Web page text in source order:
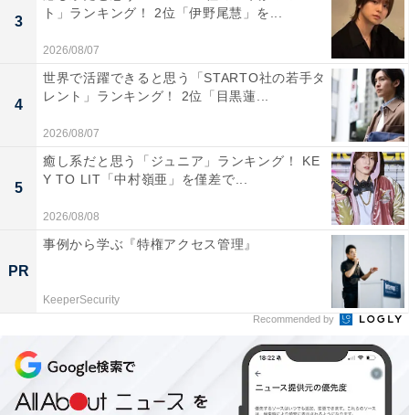
1位：二宮和也／232票
View this post on Instagram
3
ト」ランキング！ 2位「伊野尾慧」を...
2026/08/07
4
世界で活躍できると思う「STARTO社の若手タ
レント」ランキング！ 2位「目黒蓮...
2026/08/07
5
癒し系だと思う「ジュニア」ランキング！ KE
Y TO LIT「中村嶺亜」を僅差で...
2026/08/08
PR
事例から学ぶ『特権アクセス管理』
KeeperSecurity
Recommended by